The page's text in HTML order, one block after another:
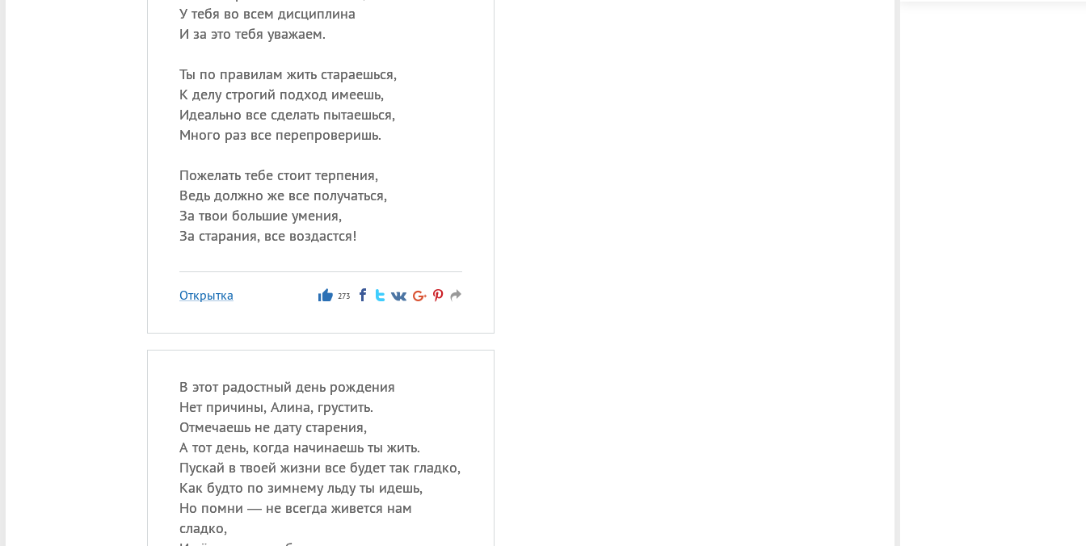
У тебя во всем дисциплина
И за это тебя уважаем.
Ты по правилам жить стараешься,
К делу строгий подход имеешь,
Идеально все сделать пытаешься,
Много раз все перепроверишь.
Пожелать тебе стоит терпения,
Ведь должно же все получаться,
За твои большие умения,
За старания, все воздастся!
Открытка 273
В этот радостный день рождения
Нет причины, Алина, грустить.
Отмечаешь не дату старения,
А тот день, когда начинаешь ты жить.
Пускай в твоей жизни все будет так гладко,
Как будто по зимнему льду ты идешь,
Но помни — не всегда живется нам
сладко,